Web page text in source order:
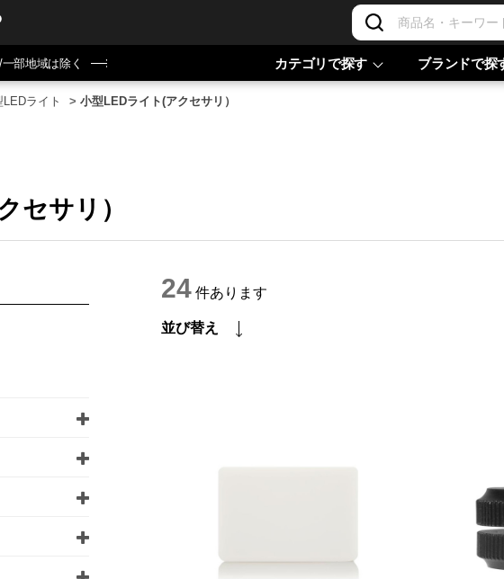
部地域は除く カテゴリで探す ブランドで探
LEDライト > 小型LEDライト(アクセサリ）
セサリ）
24 件あります
並び替え